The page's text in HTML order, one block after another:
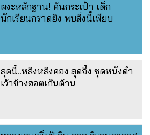
ผงะหลักฐาน! ค้นกระเป๋า เด็ก
นักเรียนกราดยิง พบสิ่งนี้เพียบ
ลุคนี้..หลิงหลิงคอง สุดจึ้ง ชุดหนังดำ
เว้าข้างฮอตเกินต้าน